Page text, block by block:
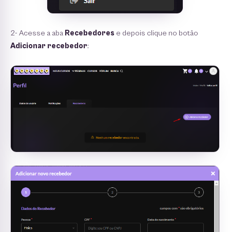
2- Acesse a aba Recebedores e depois clique no botão
Adicionar recebedor: